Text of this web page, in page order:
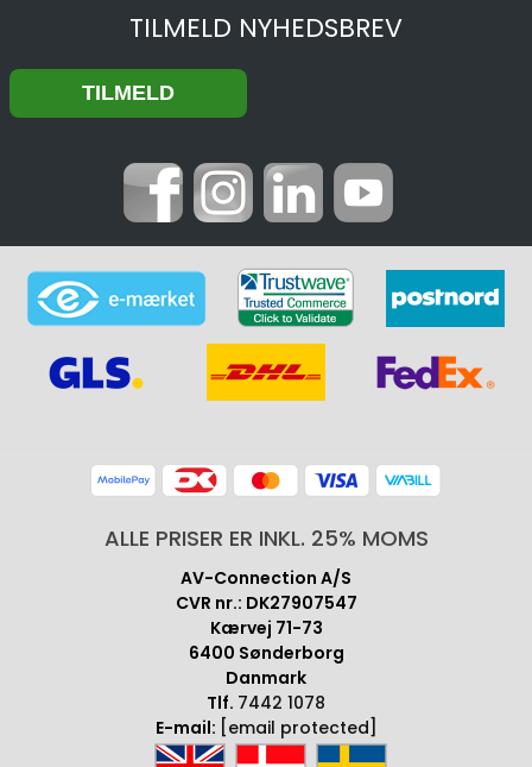
TILMELD NYHEDSBREV
ALLE PRISER ER INKL. 25% MOMS
AV-Connection A/S
CVR nr.: DK27907547
Kærvej 71-73
6400 Sønderborg
Danmark
Tlf. 7442 1078
E-mail: [email protected]